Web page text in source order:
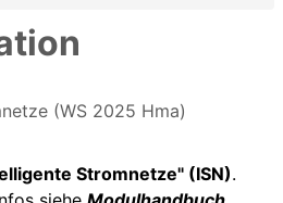
(WS 2025 Hma)
Stromnetze" (ISN).